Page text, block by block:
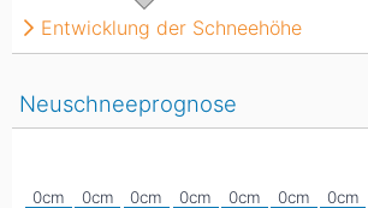
Entwicklung der Schneehöhe
Neuschneeprognose